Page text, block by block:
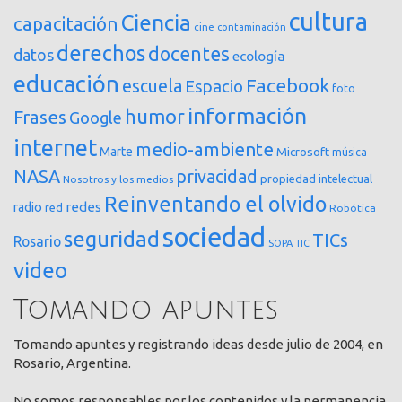
capacitación Ciencia cine contaminación cultura
datos derechosdocentes ecología
educación escuela Espacio Facebook foto
Frases Google humor información
internetMarte medio-ambiente Microsoft música
NASA Nosotros y los medios privacidad propiedad intelectual
radio red redes Reinventando el olvido Robótica
Rosario seguridad sociedad SOPA TIC TICs
video
Tomando apuntes
Tomando apuntes y registrando ideas desde julio de 2004, en
Rosario, Argentina.